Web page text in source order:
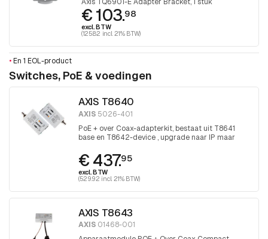
€ 103.98
excl. BTW
(125.82 incl. 21% BTW)
• En 1 EOL-product
Switches, PoE & voedingen
AXIS T8640
AXIS 5026-401
PoE + over Coax-adapterkit, bestaat uit T8641
base en T8642-device , upgrade naar IP maar
€ 437.95
excl. BTW
(529.92 incl. 21% BTW)
AXIS T8643
AXIS 01468-001